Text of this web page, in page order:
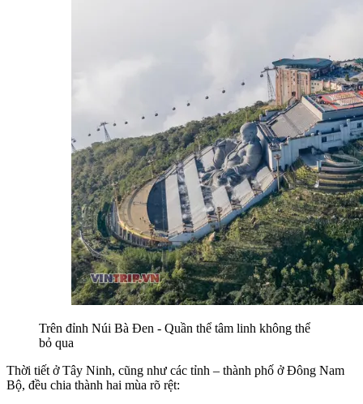
Trên đỉnh Núi Bà Đen - Quần thể tâm linh không thể
bỏ qua
Thời tiết ở Tây Ninh, cũng như các tỉnh – thành phố ở Đông Nam
Bộ, đều chia thành hai mùa rõ rệt: